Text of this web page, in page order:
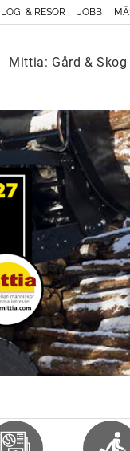
LOGI & RESOR JOBB
Mittia: Gård & Skog